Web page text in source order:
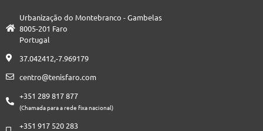
Urbanização do Montebranco - Gambelas
8005-201 Faro
Portugal
37.042412,-7.969179
centro@tenisfaro.com
+351 289 817 877
(Chamada para a rede fixa nacional)
+351 917 520 283